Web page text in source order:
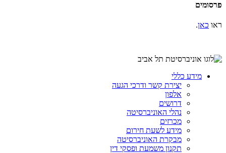
פרסומים
ראו כאן.
מידע כללי
יצירת קשר ודרכי הגעה
אלפון
דרושים
נהלי האוניברסיטה
מכרזים
מידע לשעת חירום
מבקרת האוניברסיטה
תקנון משמעת ופסקי דין